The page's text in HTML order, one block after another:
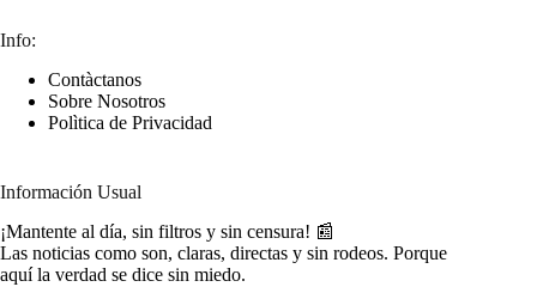
Info:
Contàctanos
Sobre Nosotros
Polìtica de Privacidad
Información Usual
¡Mantente al día, sin filtros y sin censura! 📰
Las noticias como son, claras, directas y sin rodeos. Porque
aquí la verdad se dice sin miedo.